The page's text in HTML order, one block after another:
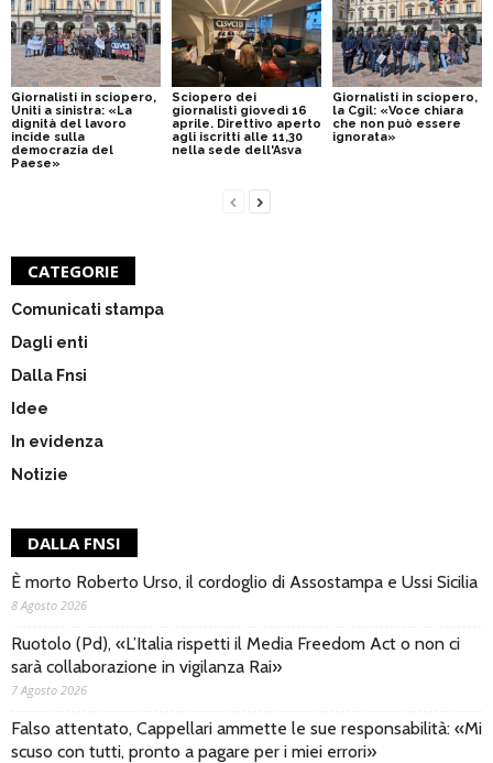
Giornalisti in sciopero,
Uniti a sinistra: «La
dignità del lavoro
incide sulla
democrazia del
Paese»
Sciopero dei
giornalisti giovedì 16
aprile. Direttivo aperto
agli iscritti alle 11,30
nella sede dell'Asva
Giornalisti in sciopero,
la Cgil: «Voce chiara
che non può essere
ignorata»
CATEGORIE
Comunicati stampa
Dagli enti
Dalla Fnsi
Idee
In evidenza
Notizie
DALLA FNSI
È morto Roberto Urso, il cordoglio di Assostampa e Ussi Sicilia
8 Agosto 2026
Ruotolo (Pd), «L’Italia rispetti il Media Freedom Act o non ci
sarà collaborazione in vigilanza Rai»
7 Agosto 2026
Falso attentato, Cappellari ammette le sue responsabilità: «Mi
scuso con tutti, pronto a pagare per i miei errori»